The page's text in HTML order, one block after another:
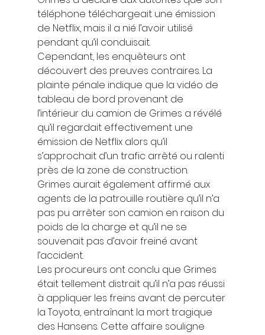
téléphone téléchargeait une émission
de Netflix, mais il a nié l’avoir utilisé
pendant qu’il conduisait.
Cependant, les enquêteurs ont
découvert des preuves contraires. La
plainte pénale indique que la vidéo de
tableau de bord provenant de
l’intérieur du camion de Grimes a révélé
qu’il regardait effectivement une
émission de Netflix alors qu’il
s’approchait d’un trafic arrêté ou ralenti
près de la zone de construction.
Grimes aurait également affirmé aux
agents de la patrouille routière qu’il n’a
pas pu arrêter son camion en raison du
poids de la charge et qu’il ne se
souvenait pas d’avoir freiné avant
l’accident.
Les procureurs ont conclu que Grimes
était tellement distrait qu’il n’a pas réussi
à appliquer les freins avant de percuter
la Toyota, entraînant la mort tragique
des Hansens. Cette affaire souligne